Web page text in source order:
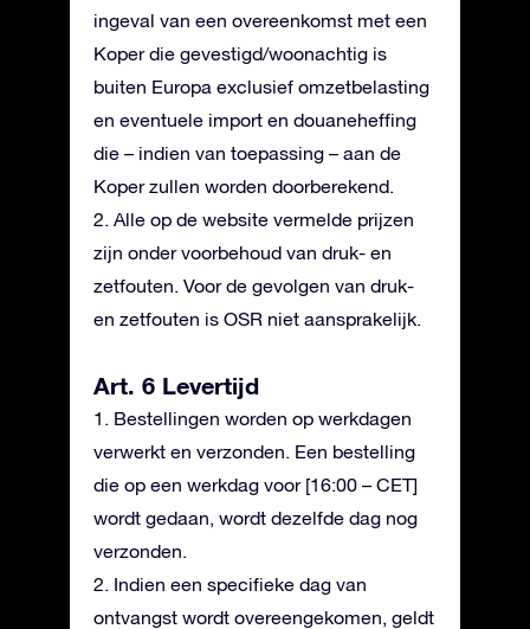
ingeval van een overeenkomst met een
Koper die gevestigd/woonachtig is
buiten Europa exclusief omzetbelasting
en eventuele import en douaneheffing
die – indien van toepassing – aan de
Koper zullen worden doorberekend.
2. Alle op de website vermelde prijzen
zijn onder voorbehoud van druk- en
zetfouten. Voor de gevolgen van druk-
en zetfouten is OSR niet aansprakelijk.
Art. 6 Levertijd
1. Bestellingen worden op werkdagen
verwerkt en verzonden. Een bestelling
die op een werkdag voor [16:00 – CET]
wordt gedaan, wordt dezelfde dag nog
verzonden.
2. Indien een specifieke dag van
ontvangst wordt overeengekomen, geldt